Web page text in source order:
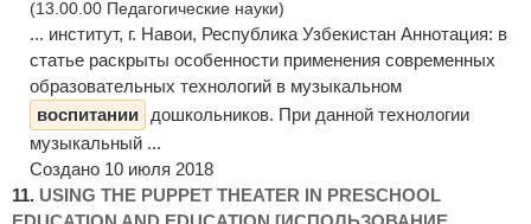
(13.00.00 Педагогические науки)
... институт, г. Навои, Республика Узбекистан Аннотация: в
статье раскрыты особенности применения современных
образовательных технологий в музыкальном
воспитании
дошкольников. При данной технологии
музыкальный ...
Создано 10 июля 2018
11. USING THE PUPPET THEATER IN PRESCHOOL